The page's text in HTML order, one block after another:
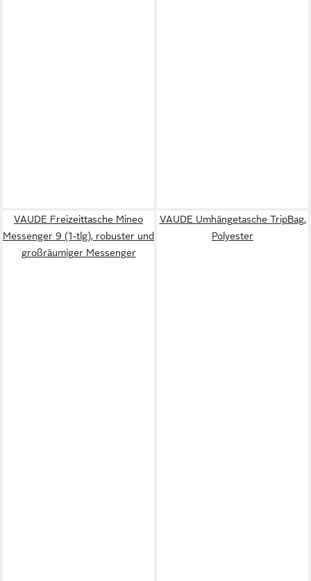
VAUDE Freizeittasche Mineo
Messenger 9 (1-tlg), robuster und
großräumiger Messenger
VAUDE Umhängetasche TripBag,
Polyester